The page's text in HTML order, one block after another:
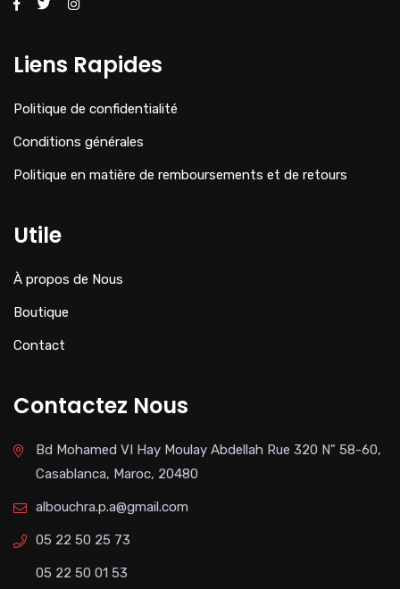
Liens Rapides
Politique de confidentialité
Conditions générales
Politique en matière de remboursements et de retours
Utile
À propos de Nous
Boutique
Contact
Contactez Nous
Bd Mohamed VI Hay Moulay Abdellah Rue 320 N" 58-60,
Casablanca, Maroc, 20480
albouchra.p.a@gmail.com
05 22 50 25 73
05 22 50 01 53